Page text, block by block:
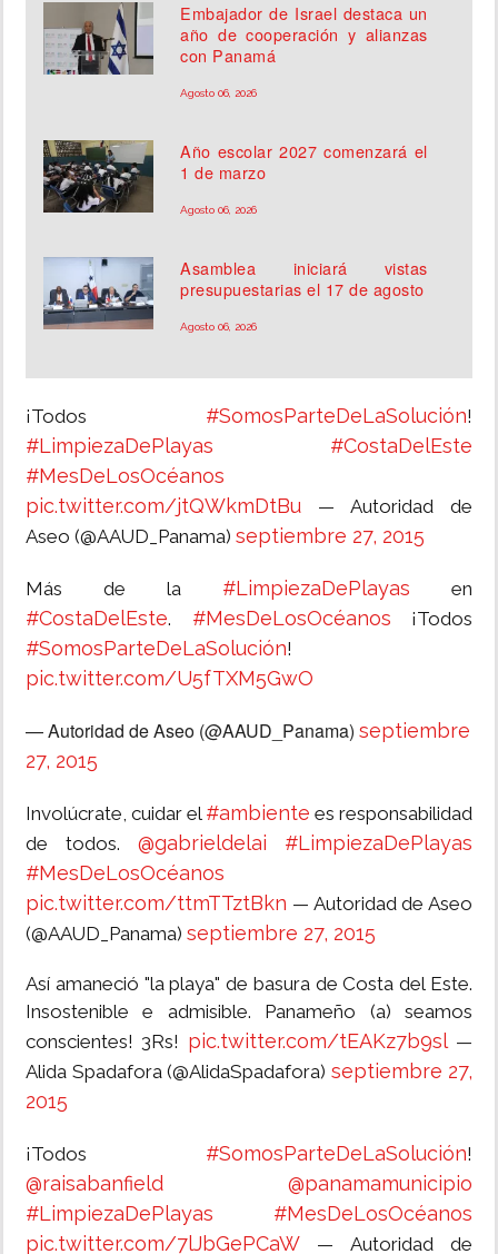
Embajador de Israel destaca un
año de cooperación y alianzas
con Panamá
Agosto 06, 2026
Año escolar 2027 comenzará el
1 de marzo
Agosto 06, 2026
Asamblea iniciará vistas
presupuestarias el 17 de agosto
Agosto 06, 2026
¡Todos #SomosParteDeLaSolución!
#LimpiezaDePlayas
#CostaDelEste
#MesDeLosOcéanos
pic.twitter.com/jtQWkmDtBu — Autoridad de
Aseo (@AAUD_Panama) septiembre 27, 2015
Más de la #LimpiezaDePlayas en
#CostaDelEste. #MesDeLosOcéanos ¡Todos
#SomosParteDeLaSolución!
pic.twitter.com/U5fTXM5GwO
— Autoridad de Aseo (@AAUD_Panama) septiembre
27, 2015
Involúcrate, cuidar el #ambiente es responsabilidad
de todos. @gabrieldelai
#LimpiezaDePlayas
#MesDeLosOcéanos
pic.twitter.com/ttmTTztBkn — Autoridad de Aseo
(@AAUD_Panama) septiembre 27, 2015
Así amaneció "la playa" de basura de Costa del Este.
Insostenible e admisible. Panameño (a) seamos
conscientes! 3Rs! pic.twitter.com/tEAKz7b9sl—
Alida Spadafora (@AlidaSpadafora) septiembre 27,
2015
¡Todos #SomosParteDeLaSolución!
@raisabanfield
@panamamunicipio
#LimpiezaDePlayas
#MesDeLosOcéanos
pic.twitter.com/7lJbGePCaW — Autoridad de